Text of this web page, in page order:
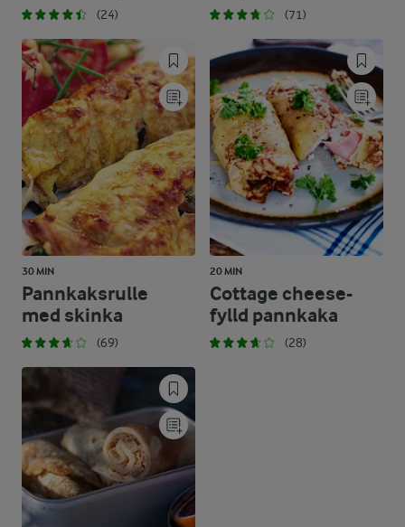
(24) (71)
30 MIN
Pannkaksrulle
med skinka
(69)
20 MIN
Cottage cheese-
fylld pannkaka
(28)